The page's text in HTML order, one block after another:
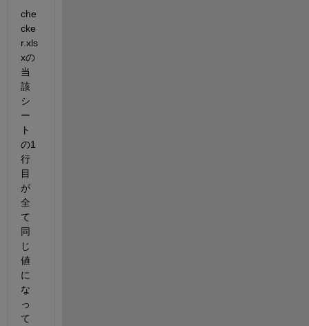
che
cke
r.xls
xの
当
該
シ
ー
ト
の1
行
目
が
全
て
同
じ
値
に
な
っ
て